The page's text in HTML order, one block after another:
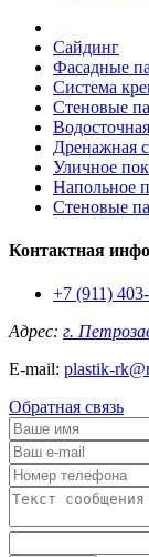
Сайдинг
Фасадные
Система
Стеновые
Дренажная
Уличное
Напольное
Стеновые
Контактная
+7 (911)
Адрес: г.
E-mail: plastik-
Обратная связь